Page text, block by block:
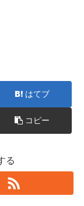
はてブ
コピー
る